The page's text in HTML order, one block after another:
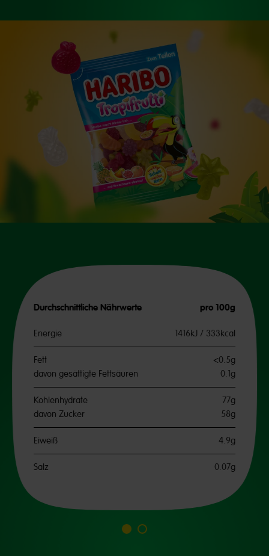
Durchschnittliche Nährwerte pro 100g
Energie 1416kJ / 333kcal
Fett
<0.5g
davon gesättigte Fettsäuren
0.1g
Kohlenhydrate
77g
davon Zucker
58g
Eiweiß 4.9g
Salz 0.07g
Go Go